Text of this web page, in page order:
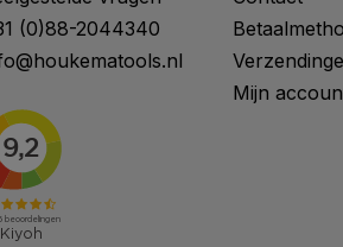
(0)88-2044340
Mijn